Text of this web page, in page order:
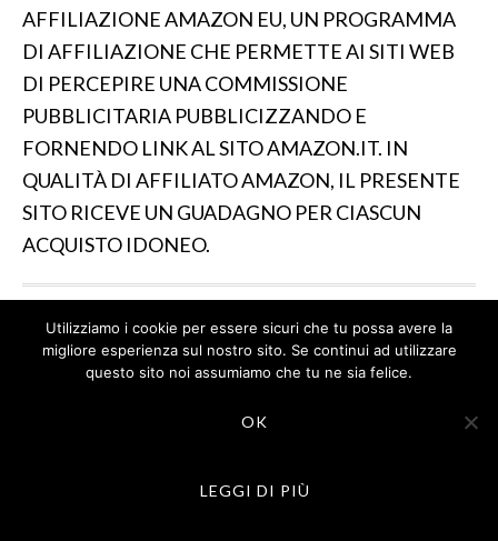
AFFILIAZIONE AMAZON EU, UN PROGRAMMA
DI AFFILIAZIONE CHE PERMETTE AI SITI WEB
DI PERCEPIRE UNA COMMISSIONE
PUBBLICITARIA PUBBLICIZZANDO E
FORNENDO LINK AL SITO AMAZON.IT. IN
QUALITÀ DI AFFILIATO AMAZON, IL PRESENTE
SITO RICEVE UN GUADAGNO PER CIASCUN
ACQUISTO IDONEO.
IL SITO PARTECIPA A PROGRAMMI DI AFFILIAZIONE
COME IL PROGRAMMA AFFILIAZIONE AMAZON EU, UN
PROGRAMMA DI AFFILIAZIONE CHE PERMETTE AI SITI
PUBBLICITARIA PUBBLICIZZANDO E FORNENDO LINK
PER CIASCUN ACQUISTO IDONEO.
Utilizziamo i cookie per essere sicuri che tu possa avere la
migliore esperienza sul nostro sito. Se continui ad utilizzare
questo sito noi assumiamo che tu ne sia felice.
OK
LEGGI DI PIÙ